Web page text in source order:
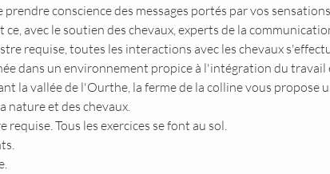
conscience des messages portés par vos
avec le soutien des chevaux, experts de la
requise, toutes les interactions avec les chevaux
dans un environnement propice à l'intégration du travail
la vallée de l'Ourthe, la ferme de la colline vous propose
nature et des chevaux.
requise. Tous les exercices se font au sol.